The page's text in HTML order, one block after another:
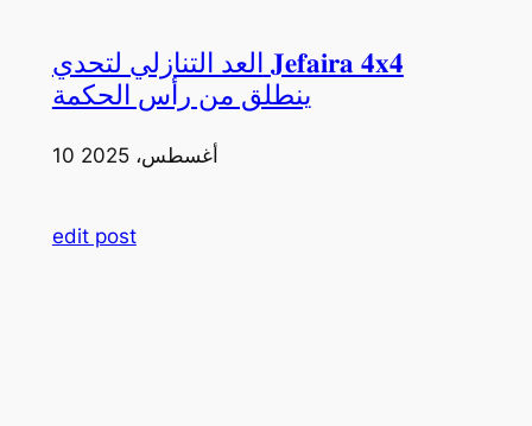
العد التنازلي لتحدي 𝐉𝐞𝐟𝐚𝐢𝐫𝐚 𝟒𝐱𝟒
ينطلق من رأس الحكمة
10 أغسطس، 2025
edit post